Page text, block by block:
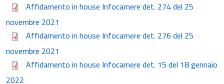
Affidamento in house Infocamere det. 274 del 25
novembre 2021
Affidamento in house Infocamere det. 276 del 25
novembre 2021
Affidamento in house Infocamere det. 15 del 18 gennaio
2022